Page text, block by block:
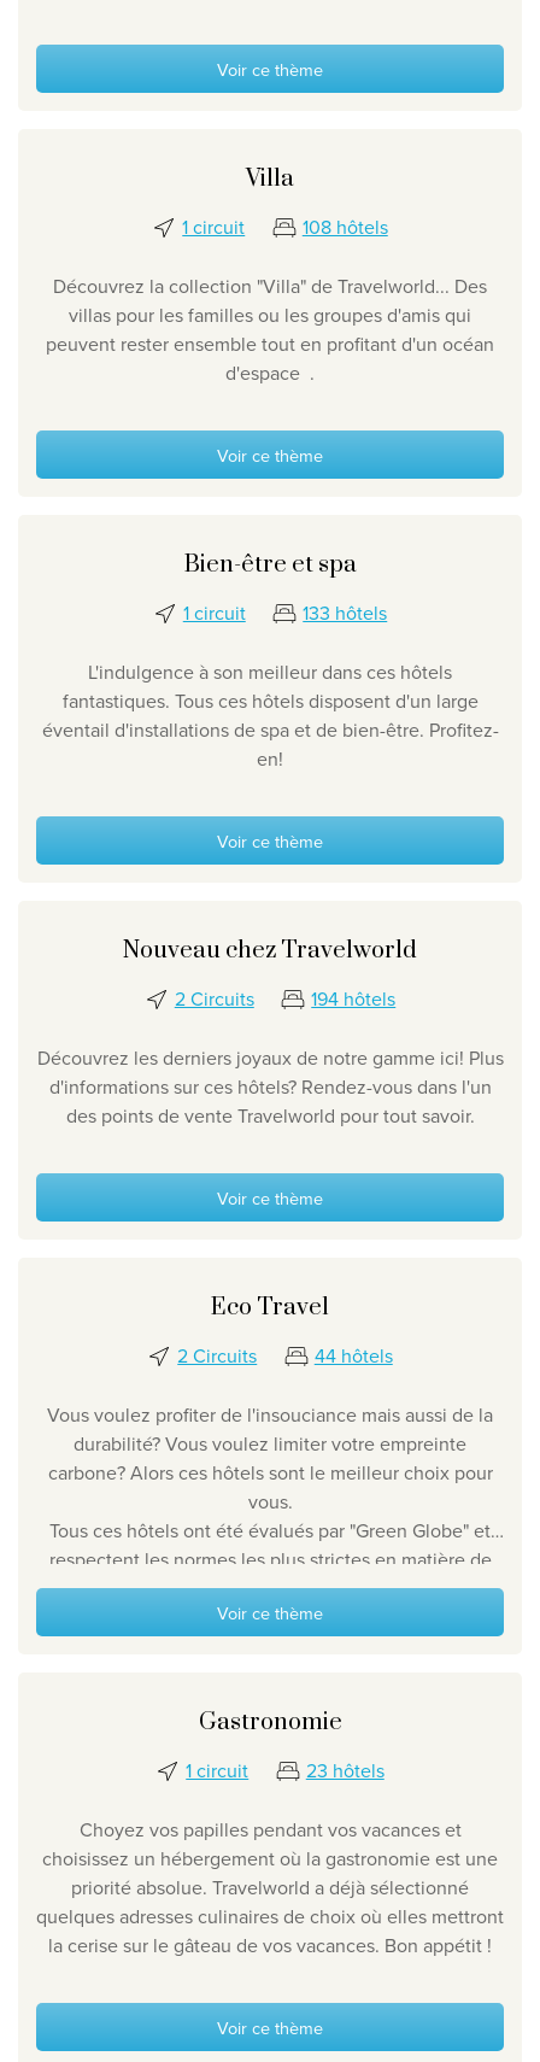
Voir ce thème
Villa
1 circuit 108 hôtels
Découvrez la collection "Villa" de Travelworld... Des
villas pour les familles ou les groupes d'amis qui
peuvent rester ensemble tout en profitant d'un océan
d'espace .
Voir ce thème
Bien-être et spa
1 circuit 133 hôtels
L'indulgence à son meilleurdans ces hôtels
fantastiques. Tous ces hôtels disposent d'un large
éventail d'installations de spa et de bien-être. Profitez-
en!
Voir ce thème
Nouveau chez Travelworld
2 Circuits 194 hôtels
Découvrez les derniers joyaux de notre gamme ici! Plus
d'informations sur ces hôtels? Rendez-vous dans l'un
des points de vente Travelworld pour tout savoir.
Voir ce thème
Eco Travel
2 Circuits 44 hôtels
Vous voulez profiter de l'insouciance mais aussi de la
durabilité?Vous voulez limiter votre empreinte
carbone? Alors ces hôtels sont le meilleur choix pour
vous.
Tous ces hôtels ont été évalués par "Green Globe" et
respectent les normes les plus strictes en matière de
développement durable.
Voir ce thème
Gastronomie
1 circuit 23 hôtels
Choyez vos papilles pendant vos vacances et
choisissez un hébergement où la gastronomie est une
priorité absolue. Travelworld a déjà sélectionné
quelques adresses culinaires de choix où elles mettront
la cerise sur le gâteau de vos vacances. Bon appétit !
Voir ce thème